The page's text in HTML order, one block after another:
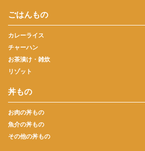
ごはんもの
カレーライス
チャーハン
お茶漬け・雑炊
リゾット
丼もの
お肉の丼もの
魚介の丼もの
その他の丼もの